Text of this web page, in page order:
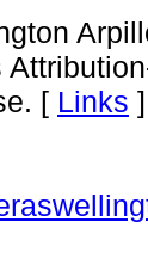
[ Links ]